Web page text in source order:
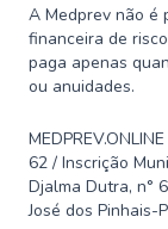
A Medprev não é
financeira de
paga apenas
ou anuidades.
62 / Inscrição
Djalma Dutra, n°
José dos Pinhais-